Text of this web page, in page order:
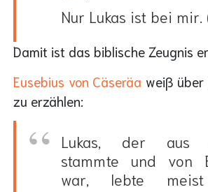
Nur Lukas ist bei mir.
Damit ist das biblische Zeugnis
Eusebius von Cäseräa weiß über
zu erzählen:
Lukas, der aus
stammte und von
war, lebte